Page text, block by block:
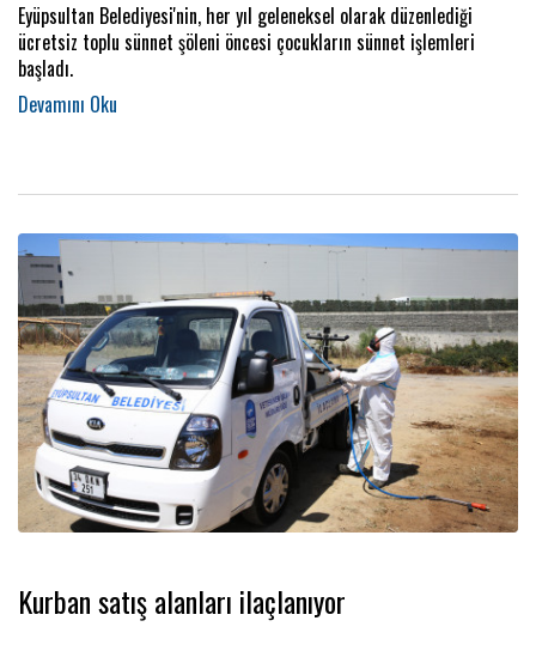
Eyüpsultan Belediyesi'nin, her yıl geleneksel olarak düzenlediği
ücretsiz toplu sünnet şöleni öncesi çocukların sünnet işlemleri
başladı.
Kurban satış alanları ilaçlanıyor